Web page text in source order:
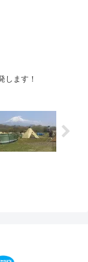
します！